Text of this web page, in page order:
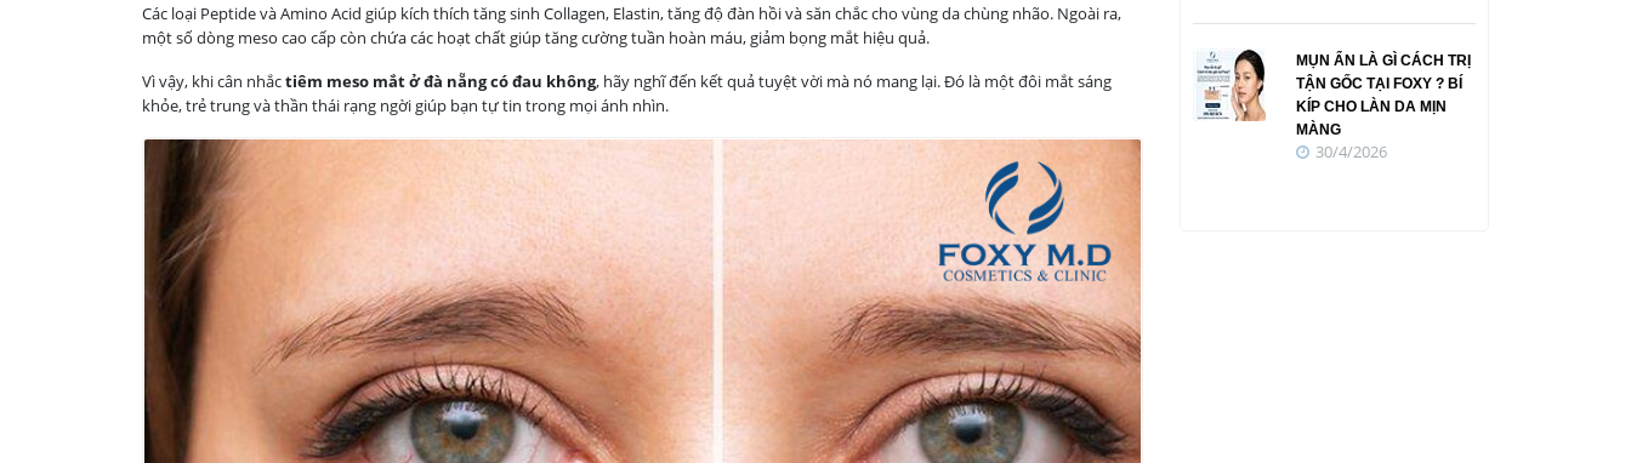
Các loại Peptide và Amino Acid giúp kích thích tăng sinh Collagen, Elastin, tăng độ đàn hồi và săn chắc cho vùng da chùng nhão. Ngoài ra,
một số dòng meso cao cấp còn chứa các hoạt chất giúp tăng cường tuần hoàn máu, giảm bọng mắt hiệu quả.
Vì vậy, khi cân nhắctiêm meso mắt ở đà nẵng có đau không, hãy nghĩ đến kết quả tuyệt vời mà nó mang lại. Đó là một đôi mắt sáng
khỏe, trẻ trung và thần thái rạng ngời giúp bạn tự tin trong mọi ánh nhìn.
MỤN ẨN LÀ GÌ CÁCH TRỊ
TẬN GỐC TẠI FOXY ? BÍ
KÍP CHO LÀN DA MỊN
MÀNG
30/4/2026